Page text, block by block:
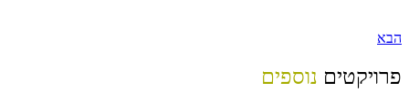
הבא
פרויקטים נוספים